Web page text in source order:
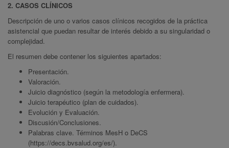
2. CASOS CLÍNICOS
Descripción de uno o varios casos clínicos recogidos de la práctica
asistencial que puedan resultar de interés debido a su singularidad o
complejidad.
El resumen debe contener los siguientes apartados:
Presentación.
Valoración.
Juicio diagnóstico (según la metodología enfermera).
Juicio terapéutico (plan de cuidados).
Evolución y Evaluación.
Discusión/Conclusiones.
Palabras clave. Términos MesH o DeCS
(https://decs.bvsalud.org/es/).